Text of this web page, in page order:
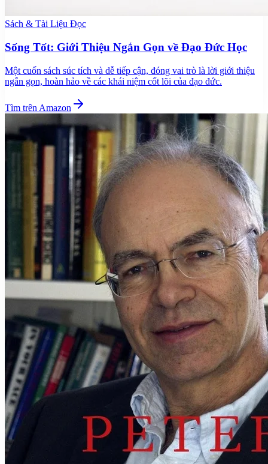
Sách & Tài Liệu Đọc
Sống Tốt: Giới Thiệu Ngắn Gọn về Đạo Đức Học
Một cuốn sách súc tích và dễ tiếp cận, đóng vai trò là lời giới thiệu
ngắn gọn, hoàn hảo về các khái niệm cốt lõi của đạo đức.
Tìm trên Amazon